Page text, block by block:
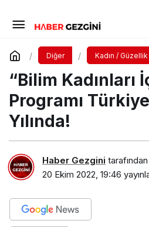
Diğer Kadın / Güzellik
“Bilim Kadınları
Programı
Yılında!
Haber Gezgini tarafından
20 Ekim 2022, 19:46